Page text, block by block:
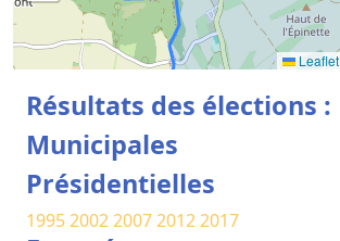
Leaflet
Résultats des élections :
Municipales
Présidentielles
19952002200720122017